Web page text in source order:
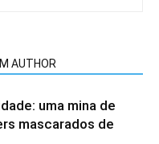
AUTHOR
uma mina de
mascarados de